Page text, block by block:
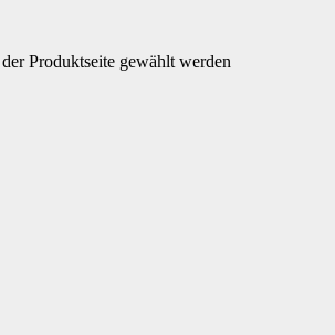
Produktseite gewählt werden